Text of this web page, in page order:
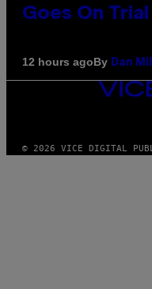
Goes On
12 hours agoBy Dan
VICE
MEDIA
© 2026 VICE DIGITAL